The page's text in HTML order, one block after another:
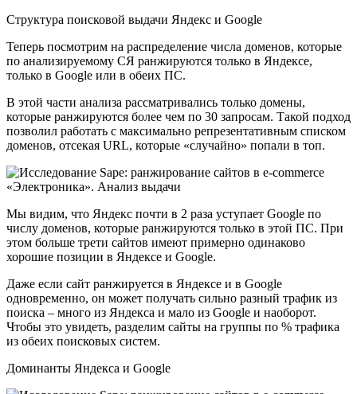
Структура поисковой выдачи Яндекс и Google
Теперь посмотрим на распределение числа доменов, которые
по анализируемому СЯ ранжируются только в Яндексе,
только в Google или в обеих ПС.
В этой части анализа рассматривались только домены,
которые ранжируются более чем по 30 запросам. Такой подход
позволил работать с максимально репрезентативным списком
доменов, отсекая URL, которые «случайно» попали в топ.
Мы видим, что Яндекс почти в 2 раза уступает Google по
числу доменов, которые ранжируются только в этой ПС. При
этом больше трети сайтов имеют примерно одинаково
хорошие позиции в Яндексе и Google.
Даже если сайт ранжируется в Яндексе и в Google
одновременно, он может получать сильно разный трафик из
поиска – много из Яндекса и мало из Google и наоборот.
Чтобы это увидеть, разделим сайты на группы по % трафика
из обеих поисковых систем.
Доминанты Яндекса и Google